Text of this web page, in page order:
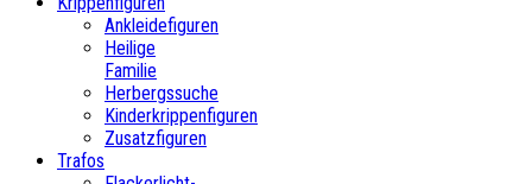
Ankleidefiguren
Heilige
Familie
Herbergssuche
Kinderkrippenfiguren
Zusatzfiguren
Trafos